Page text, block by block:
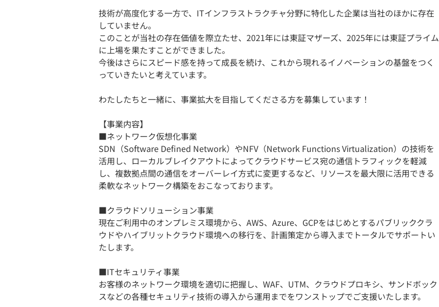
技術が高度化する一方で、ITインフラストラクチャ分野に特化した企業は当社のほかに存在
していません。
このことが当社の存在価値を際立たせ、2021年には東証マザーズ、2025年には東証プライム
に上場を果たすことができました。
今後はさらにスピード感を持って成長を続け、これから現れるイノベーションの基盤をつく
っていきたいと考えています。
わたしたちと一緒に、事業拡大を目指してくださる方を募集しています！
【事業内容】
■ネットワーク仮想化事業
SDN（Software Defined Network）やNFV（Network Functions Virtualization）の技術を
活用し、ローカルブレイクアウトによってクラウドサービス宛の通信トラフィックを軽減
し、複数拠点間の通信をオーバーレイ方式に変更するなど、リソースを最大限に活用できる
柔軟なネットワーク構築をおこなっております。
■クラウドソリューション事業
現在ご利用中のオンプレミス環境から、AWS、Azure、GCPをはじめとするパブリッククラ
ウドやハイブリットクラウド環境への移行を、計画策定から導入までトータルでサポートい
たします。
■ITセキュリティ事業
お客様のネットワーク環境を適切に把握し、WAF、UTM、クラウドプロキシ、サンドボック
スなどの各種セキュリティ技術の導入から運用までをワンストップでご支援いたします。